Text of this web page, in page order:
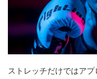
ストレッチだけではア